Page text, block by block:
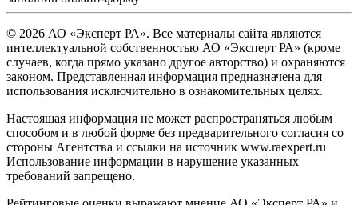
© 2026 АО «Эксперт РА». Все материалы сайта являются
интеллектуальной собственностью АО «Эксперт РА» (кроме
случаев, когда прямо указано другое авторство) и охраняются
законом. Представленная информация предназначена для
использования исключительно в ознакомительных целях.
Настоящая информация не может распространяться любым
способом и в любой форме без предварительного согласия со
стороны Агентства и ссылки на источник www.raexpert.ru
Использование информации в нарушение указанных
требований запрещено.